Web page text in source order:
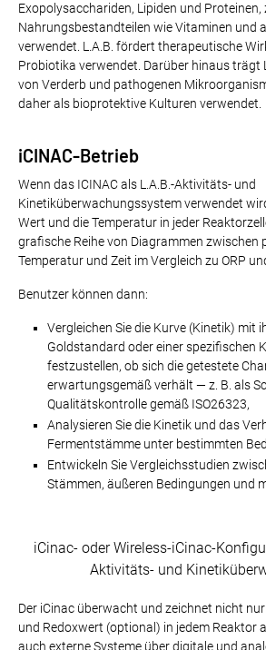
Exopolysacchariden, Lipiden und
Nahrungsbestandteilen wie Vitaminen und
verwendet. L.A.B. fördert therapeutische
Probiotika verwendet. Darüber hinaus trägt
von Verderb und pathogenen
daher als bioprotektive Kulturen verwendet.
iCINAC-Betrieb
Wenn das ICINAC als L.A.B.-Aktivitäts- und
Kinetiküberwachungssystem verwendet
Wert und die Temperatur in jeder
grafische Reihe von Diagrammen zwischen
Temperatur und Zeit im Vergleich zu ORP
Benutzer können dann:
Vergleichen Sie die Kurve (Kinetik) mit
Goldstandard oder einer spezifischen
festzustellen, ob sich die getestete
erwartungsgemäß verhält — z. B. als
Qualitätskontrolle gemäß ISO26323,
Analysieren Sie die Kinetik und das
Fermentstämme unter bestimmten
Entwickeln Sie Vergleichsstudien
Stämmen, äußeren Bedingungen und
iCinac- oder Wireless-iCinac-
Aktivitäts- und
Der iCinac überwacht und zeichnet nicht
und Redoxwert (optional) in jedem Reaktor
auch externe Systeme über digitale und